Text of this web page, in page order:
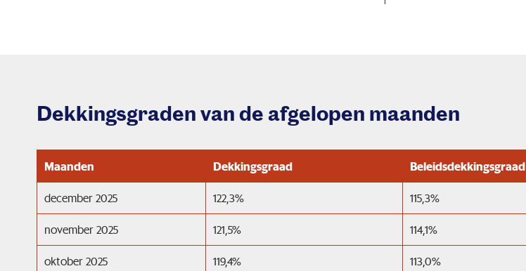
Dekkingsgraden van de afgelopen maanden
Maanden Dekkingsgraad Beleidsdekkingsgraad
december 2025 122,3% 115,3%
november 2025 121,5% 114,1%
oktober 2025 119,4% 113,0%